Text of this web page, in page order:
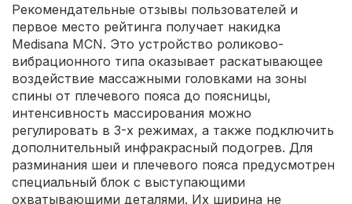
Рекомендательные отзывы пользователей и
первое место рейтинга получает накидка
Medisana MCN. Это устройство роликово-
вибрационного типа оказывает раскатывающее
воздействие массажными головками на зоны
спины от плечевого пояса до поясницы,
интенсивность массирования можно
регулировать в 3-х режимах, а также подключить
дополнительный инфракрасный подогрев. Для
разминания шеи и плечевого пояса предусмотрен
специальный блок с выступающими
охватывающими деталями. Их ширина не